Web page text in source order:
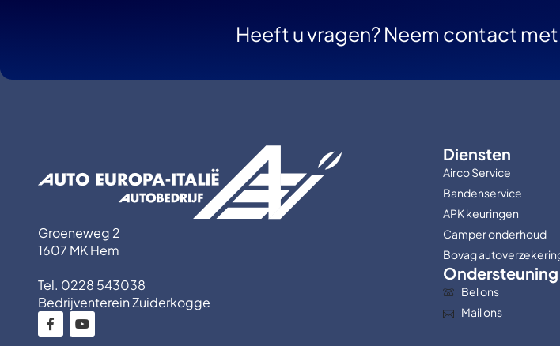
Heeft u vragen? Neem contact
Groeneweg 2
1607 MK Hem
Tel. 0228 543038
Bedrijventerein Zuiderkogge
Diensten
Airco Service
Bandenservice
APK keuringen
Camper onderhoud
Bovag
Ondersteuning
Bel ons
Mail ons